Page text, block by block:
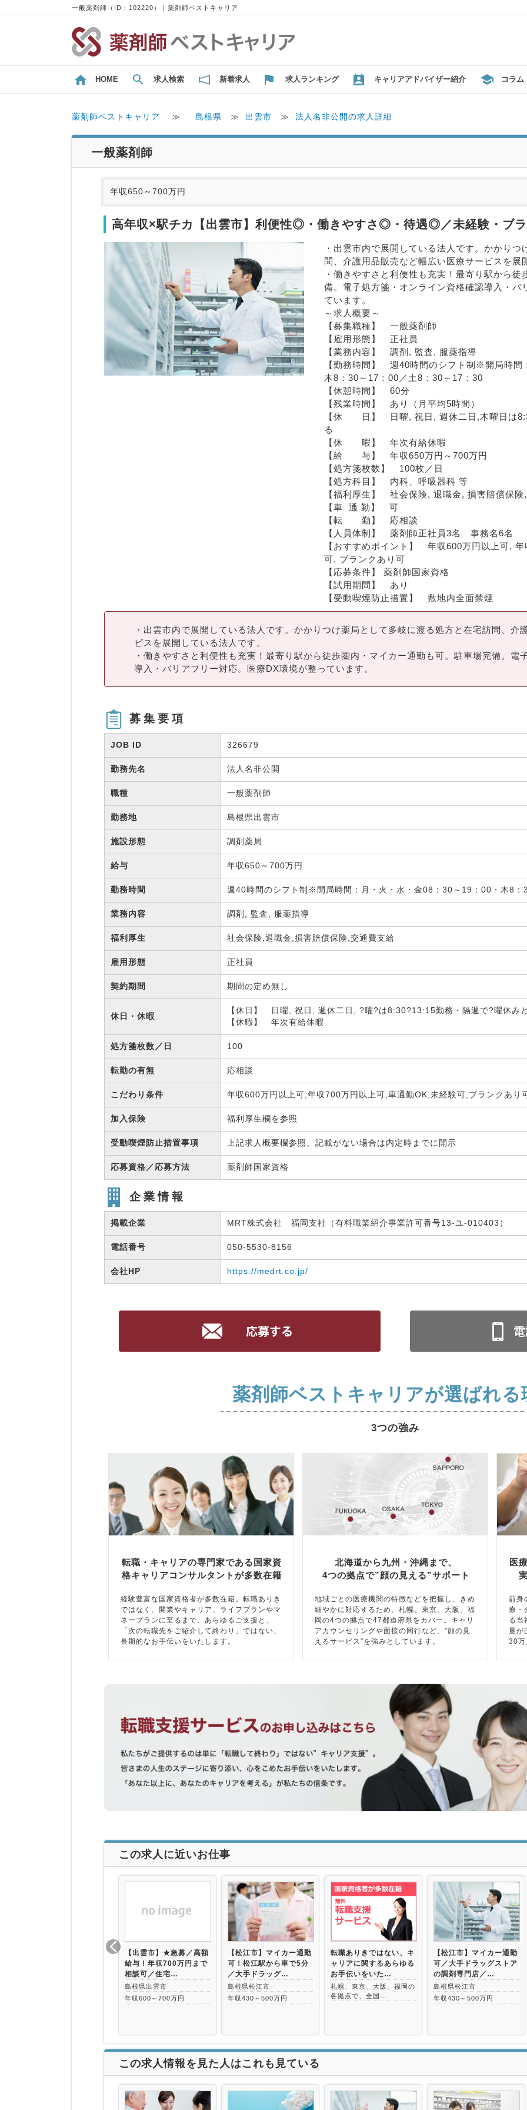
一般薬剤師（ID：102220）｜薬剤師ベストキャリア
HOME 求人検索 新着求人 求人ランキング キャリアアドバイザー紹介 コラム
薬剤師ベストキャリア ≫ 島根県 ≫ 出雲市 ≫ 法人名非公開の求人詳細
一般薬剤師
年収650～700万円
高年収×駅チカ【出雲市】利便性◎・働きやすさ◎・待遇◎／未経験・ブ
・出雲市内で展開している法人です。かかり
問、介護用品販売など幅広い医療サービスを展
・働きやすさと利便性も充実！最寄り駅から
備。電子処方箋・オンライン資格確認導入・
ています。
～求人概要～
【募集職種】　一般薬剤師
【雇用形態】　正社員
【業務内容】　調剤, 監査, 服薬指導
【勤務時間】　週40時間のシフト制※開局時
木8：30～17：00／土8：30～17：30
【休憩時間】　60分
【残業時間】　あり（月平均5時間）
【休　　日】　日曜, 祝日, 週休二日,木曜日は
る
【休　　暇】　年次有給休暇
【給　　与】　年収650万円～700万円
【処方箋枚数】　100枚／日
【処方科目】　内科、呼吸器科 等
【福利厚生】　社会保険, 退職金, 損害賠償保
【車  通 勤】　可
【転　　勤】　応相談
【人員体制】　薬剤師正社員3名　事務名6名
【おすすめポイント】　年収600万円以上可,
可, ブランクあり可
【応募条件】 薬剤師国家資格
【試用期間】　あり
【受動喫煙防止措置】　敷地内全面禁煙
・出雲市内で展開している法人です。かかりつけ薬局として多岐に渡る処方と在宅訪問、介
ビスを展開している法人です。
・働きやすさと利便性も充実！最寄り駅から徒歩圏内・マイカー通勤も可。駐車場完備。電
導入・バリアフリー対応。医療DX環境が整っています。
募集要項
JOB ID 326679
勤務先名 法人名非公開
職種 一般薬剤師
勤務地 島根県出雲市
施設形態 調剤薬局
給与 年収650～700万円
勤務時間 週40時間のシフト制※開局時間：月・火・水・金08：30～19：00・木8
業務内容 調剤, 監査, 服薬指導
福利厚生 社会保険,退職金,損害賠償保険,交通費支給
雇用形態 正社員
契約期間 期間の定め無し
休日・休暇
【休日】 日曜, 祝日, 週休二日, ?曜?は8:30?13:15勤務・隔週で?曜休み
【休暇】 年次有給休暇
処方箋枚数／日 100
転勤の有無 応相談
こだわり条件 年収600万円以上可,年収700万円以上可,車通勤OK,未経験可,ブランクあり
加入保険 福利厚生欄を参照
受動喫煙防止措置事項 上記求人概要欄参照、記載がない場合は内定時までに開示
応募資格／応募方法 薬剤師国家資格
企業情報
掲載企業 MRT株式会社 福岡支社（有料職業紹介事業許可番号13-ユ-010403）
電話番号 050-5530-8156
会社HP https://medrt.co.jp/
薬剤師ベストキャリアが選ばれる
3つの強み
転職・キャリアの専門家である国家資
格キャリアコンサルタントが多数在籍
経験豊富な国家資格者が多数在籍。転職ありき
ではなく、開業やキャリア、ライフプランやマ
ネープランに至るまで、あらゆるご支援と、
「次の転職先をご紹介して終わり」ではない、
長期的なお手伝いをいたします。
北海道から九州・沖縄まで、
4つの拠点で”顔の見える”サポート
地域ごとの医療機関の特徴などを把握し、きめ
細やかに対応するため、札幌、東京、大阪、福
岡の4つの拠点で47都道府県をカバー。キャリ
アカウンセリングや面接の同行など、”顔の見
えるサービス”を強みとしています。
医
前身
療・
る当
量が
30万
この求人に近いお仕事
【出雲市】★急募／高額
給与！年収700万円まで
相談可／住宅…
島根県出雲市
年収600～700万円
【松江市】マイカー通勤
可！松江駅から車で5分
／大手ドラッグ…
島根県松江市
年収430～500万円
転職ありきではない、キ
ャリアに関するあらゆる
お手伝いをいた…
札幌、東京、大阪、福岡の
各拠点で、全国…
【松江市】マイカー通勤
可／大手ドラッグストア
の調剤専門店／…
島根県松江市
年収430～500万円
この求人情報を見た人はこれも見ている